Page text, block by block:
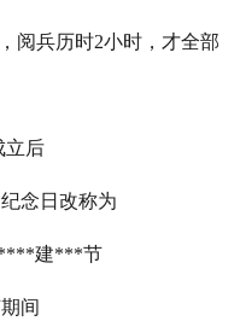
阅兵历时2小时，才全部
立后
念日改称为
建***节
间